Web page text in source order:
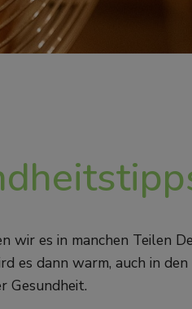
wir es in manchen Teilen
es dann warm, auch in
Gesundheit.